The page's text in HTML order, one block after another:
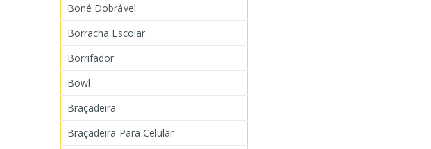
Boné Dobrável
Borracha Escolar
Borrifador
Bowl
Braçadeira
Braçadeira Para Celular